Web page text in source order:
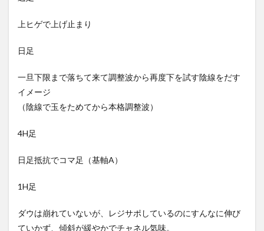
上ヒゲで上げ止まり
日足
一旦下限まで落ちて来て調整波から再度下を試す陰線をだす
イメージ
（陰線で玉をためてから本格調整波）
4H足
日足抵抗でコマ足（基軸A）
1H足
ダウは崩れていないが、レジサポしているのにすんなに伸び
ていかず、傾斜が緩やかでチャネル気味。